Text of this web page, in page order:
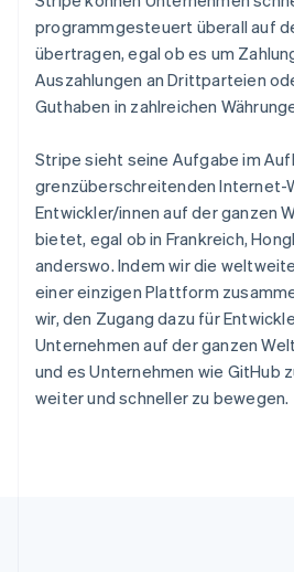
programmgesteuert überall auf
übertragen, egal ob es um
Auszahlungen an Drittparteien
Guthaben in zahlreichen
Stripe sieht seine Aufgabe im
grenzüberschreitenden Internet-
Entwickler/innen auf der ganzen
bietet, egal ob in Frankreich,
anderswo. Indem wir die
einer einzigen Plattform
wir, den Zugang dazu für
Unternehmen auf der ganzen
und es Unternehmen wie GitHub
weiter und schneller zu bewegen.
English
Estland
English
Festlandchina
简体中文English
English Svenska
Frankreich
FrançaisEnglish
Gibraltar
English
Griechenland
English
Indien
English
Irland
English
Italien